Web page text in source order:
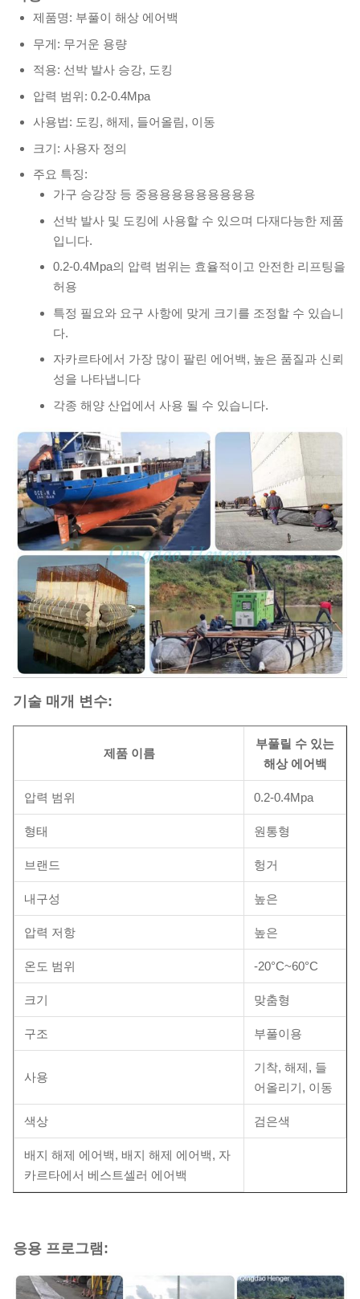
제품명: 부풀이 해상 에어백
무게: 무거운 용량
적용: 선박 발사 승강, 도킹
압력 범위: 0.2-0.4Mpa
사용법: 도킹, 해제, 들어올림, 이동
크기: 사용자 정의
주요 특징:
가구 승강장 등 중용용용용용용용용용
선박 발사 및 도킹에 사용할 수 있으며 다재다능한 제품
입니다.
0.2-0.4Mpa의 압력 범위는 효율적이고 안전한 리프팅을
허용
특정 필요와 요구 사항에 맞게 크기를 조정할 수 있습니
다.
자카르타에서 가장 많이 팔린 에어백, 높은 품질과 신뢰
성을 나타냅니다
각종 해양 산업에서 사용 될 수 있습니다.
기술 매개 변수:
제품 이름
부풀릴 수 있는
해상 에어백
압력 범위 0.2-0.4Mpa
형태 원통형
브랜드 헝거
내구성 높은
압력 저항 높은
온도 범위 -20°C~60°C
크기 맞춤형
구조 부풀이용
사용
기착, 해제, 들
어올리기, 이동
색상 검은색
배지 해제 에어백, 배지 해제 에어백, 자
카르타에서 베스트셀러 에어백
응용 프로그램: